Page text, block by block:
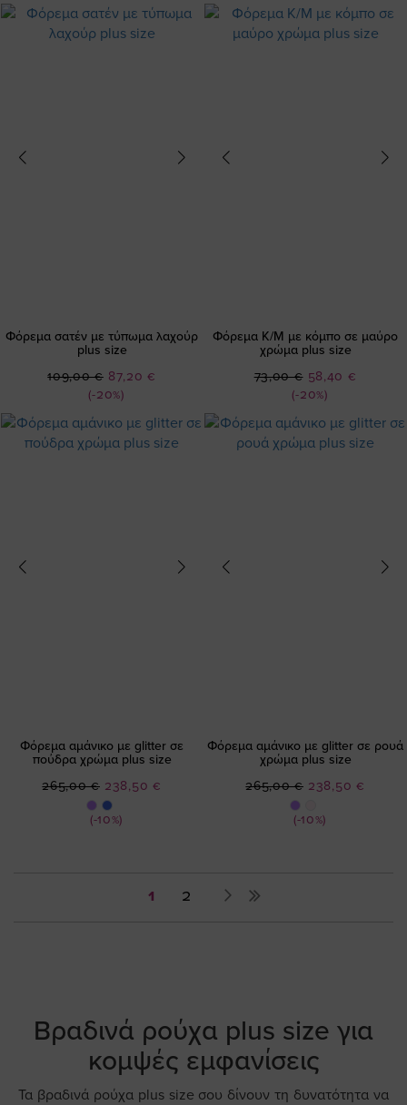
Φόρεμα σατέν με τύπωμα λαχούρ
plus size
(-20%)
Ειδική
Τιμή
87,20 €
109,00 €
Φόρεμα K/M με κόμπο σε μαύρο
χρώμα plus size
(-20%)
Ειδική
Τιμή
58,40 €
73,00 €
Φόρεμα αμάνικο με glitter σε
πούδρα χρώμα plus size
(-10%)
Ειδική
Τιμή
238,50 €
265,00 €
Φόρεμα αμάνικο με glitter σε ρουά
χρώμα plus size
(-10%)
Ειδική
238,50 €
265,00 €
You're
1 Σελίδα
2 Σελίδα
Επόμενο
Βραδινά ρούχα plus size για
κομψές εμφανίσεις
Τα βραδινά ρούχα plus size σου δίνουν τη δυνατότητα να